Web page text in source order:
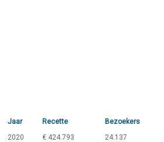
Jaar Recette
Bezoekers
2020 € 424.793 24.137